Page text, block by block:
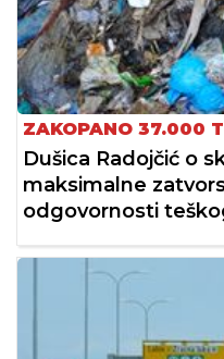
ZAKOPANO 37.000
Dušica Radojčić o
maksimalne
odgovornosti